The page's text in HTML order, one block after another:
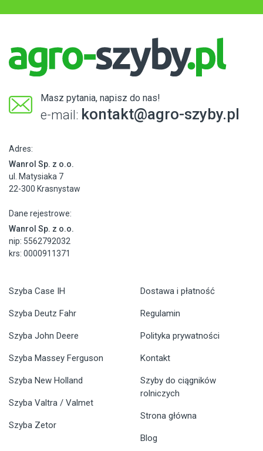
Masz pytania, napisz do nas!
e-mail: kontakt@agro-szyby.pl
Adres:
Wanrol Sp. z o.o.
ul. Matysiaka 7
22-300 Krasnystaw
Dane rejestrowe:
Wanrol Sp. z o.o.
nip: 5562792032
krs: 0000911371
Szyba Case IH
Szyba Deutz Fahr
Szyba John Deere
Szyba Massey Ferguson
Szyba New Holland
Szyba Valtra / Valmet
Szyba Zetor
Dostawa i płatność
Regulamin
Polityka prywatności
Kontakt
Szyby do ciągników
rolniczych
Strona główna
Blog